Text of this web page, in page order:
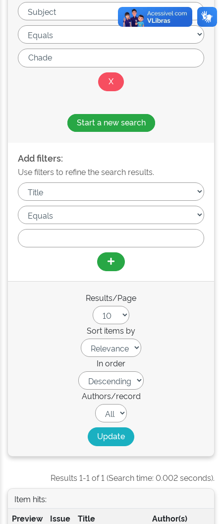
Start a new search
Add filters:
Use filters to refine the search results.
Results/Page
Sort items by
In order
Authors/record
Results 1-1 of 1 (Search time: 0.002 seconds).
Item hits:
Preview
Issue
Title Author(s)